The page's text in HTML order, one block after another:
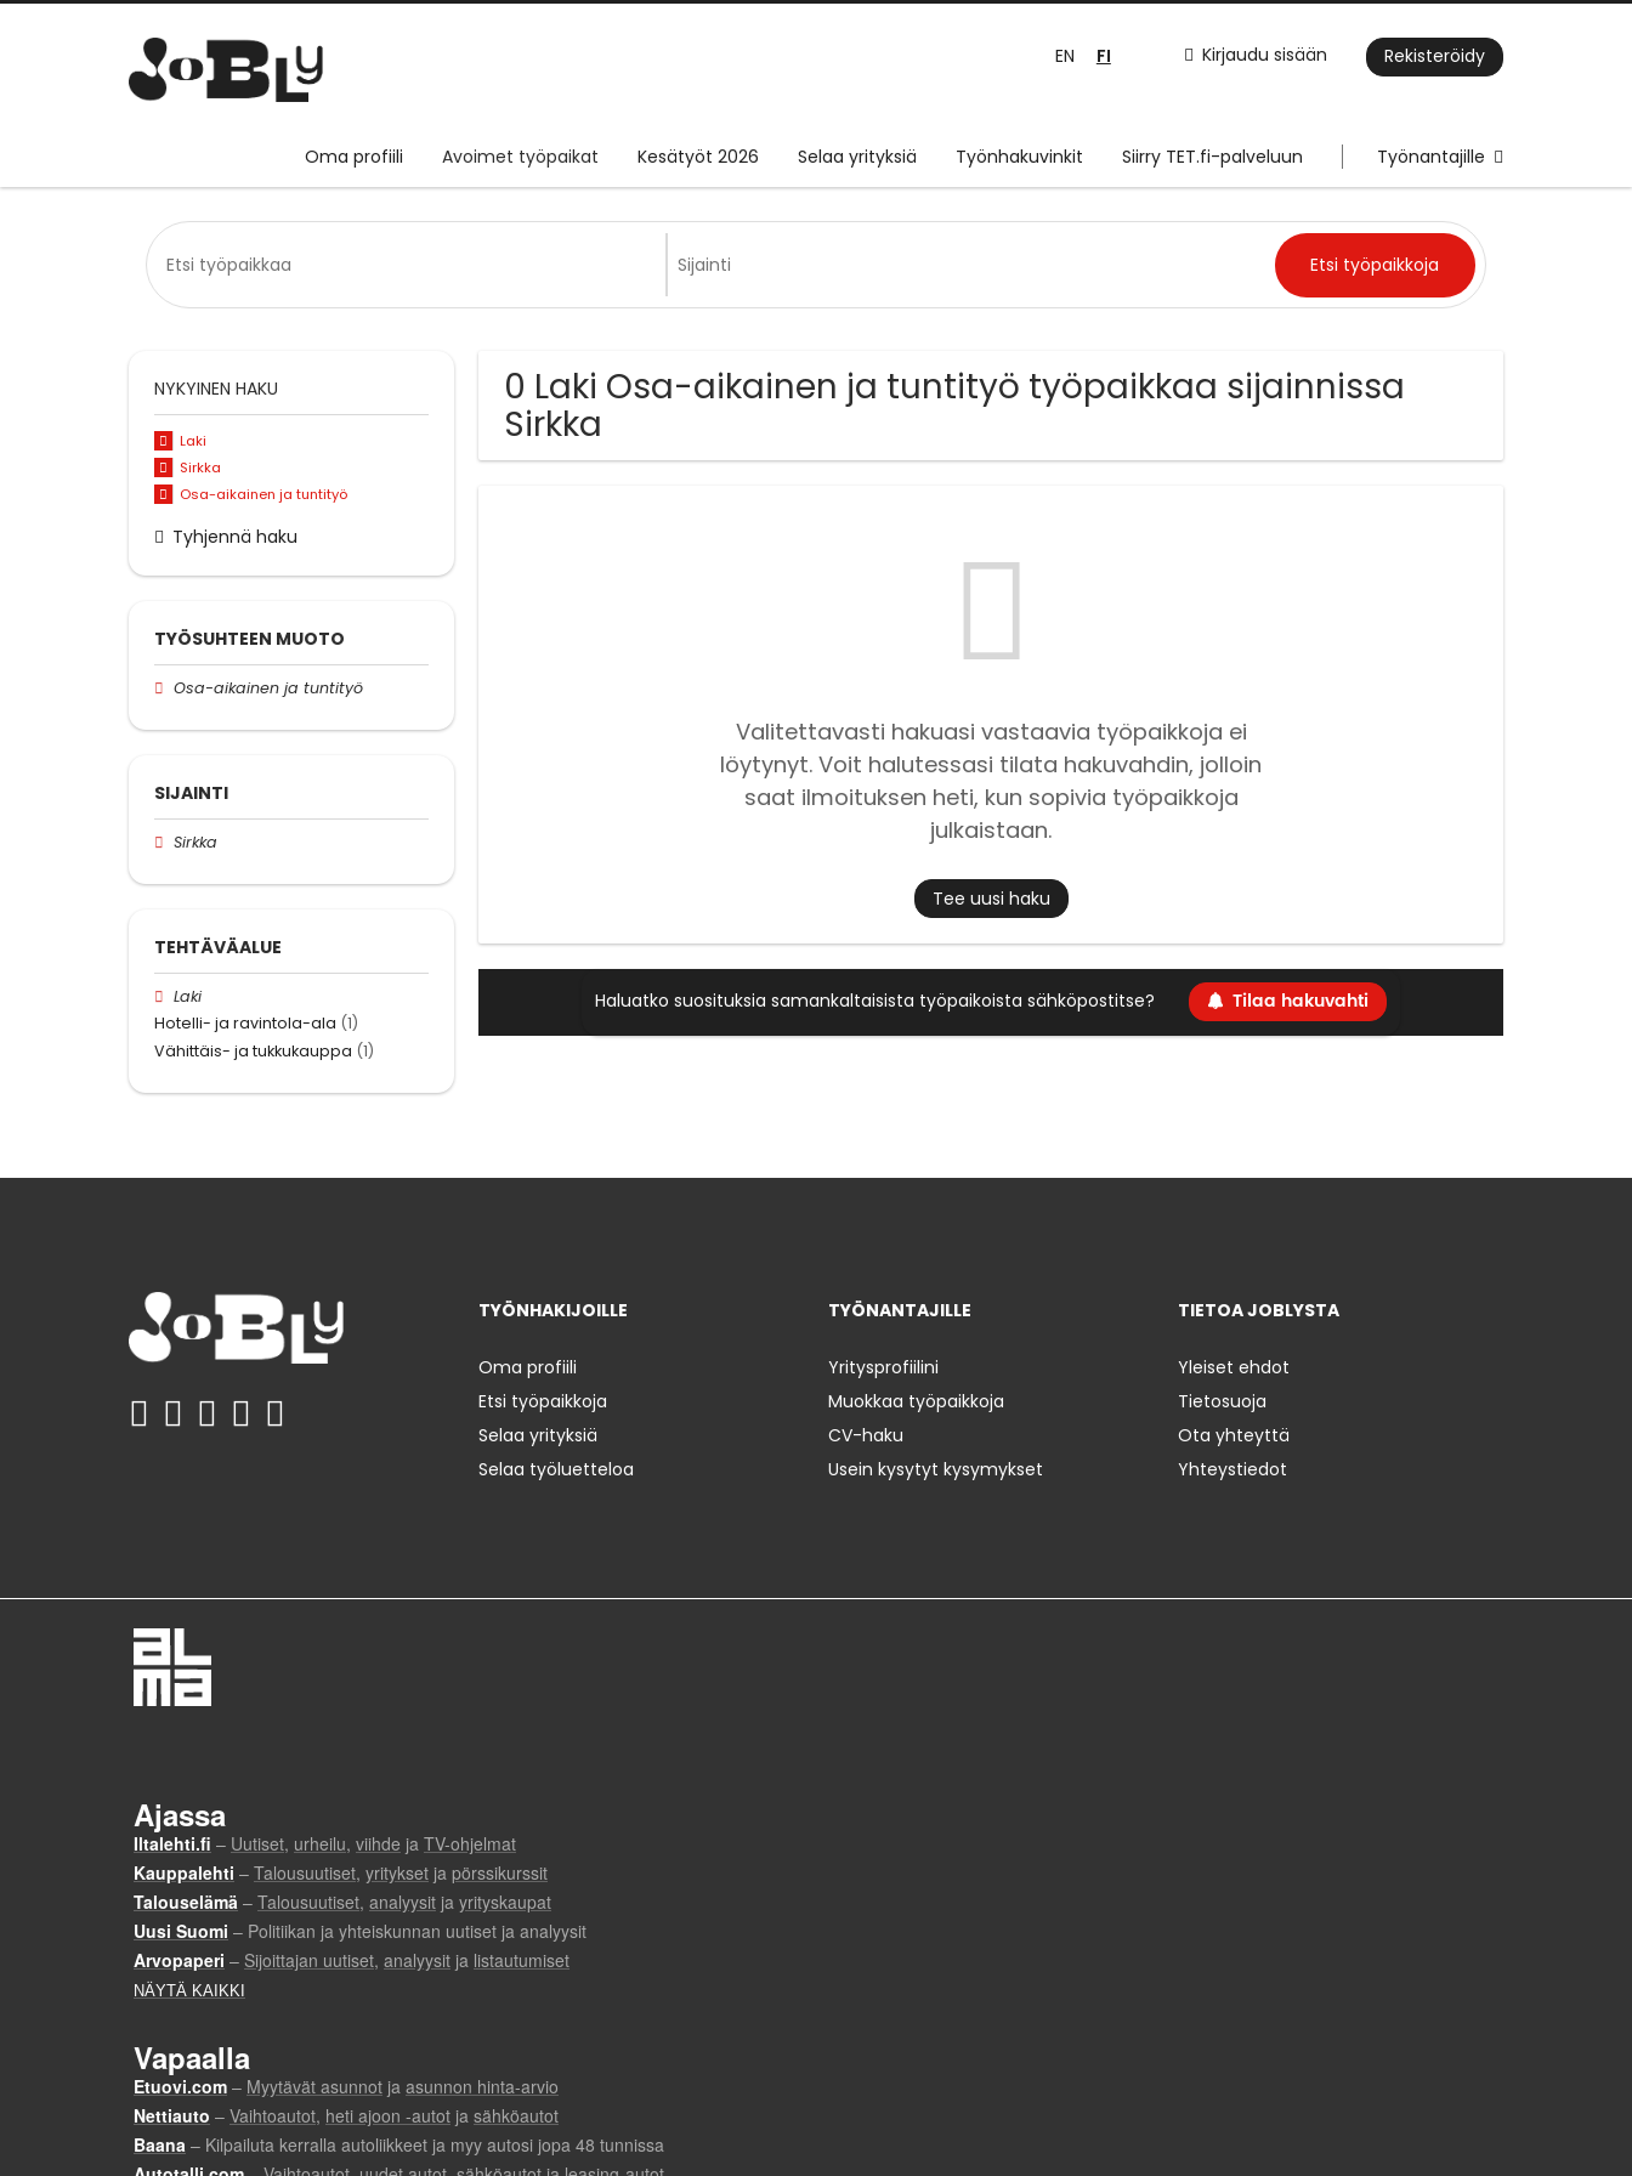
Kirjaudu sisään Rekisteröidy
EN FI
Oma profiili Avoimet työpaikat Kesätyöt 2026 Selaa yrityksiä Työnhakuvinkit Siirry TET.fi-palveluun Työnantajille
0 Laki Osa-aikainen ja tuntityö työpaikkaa sijainnissa
Sirkka
Valitettavasti hakuasi vastaavia työpaikkoja ei
löytynyt. Voit halutessasi tilata hakuvahdin, jolloin
saat ilmoituksen heti, kun sopivia työpaikkoja
julkaistaan.
Tee uusi haku
Haluatko suosituksia samankaltaisista työpaikoista sähköpostitse? Tilaa hakuvahti
NYKYINEN HAKU
Laki
Sirkka
Osa-aikainen ja tuntityö
Tyhjennä haku
TYÖSUHTEEN MUOTO
Osa-aikainen ja tuntityö
SIJAINTI
Sirkka
TEHTÄVÄALUE
Laki
Hotelli- ja ravintola-ala (1)
Vähittäis- ja tukkukauppa (1)
TYÖNHAKIJOILLE
Oma profiili
Etsi työpaikkoja
Selaa yrityksiä
Selaa työluetteloa
TYÖNANTAJILLE
Yritysprofiilini
Muokkaa työpaikkoja
CV-haku
Usein kysytyt kysymykset
TIETOA JOBLYSTA
Yleiset ehdot
Tietosuoja
Ota yhteyttä
Yhteystiedot